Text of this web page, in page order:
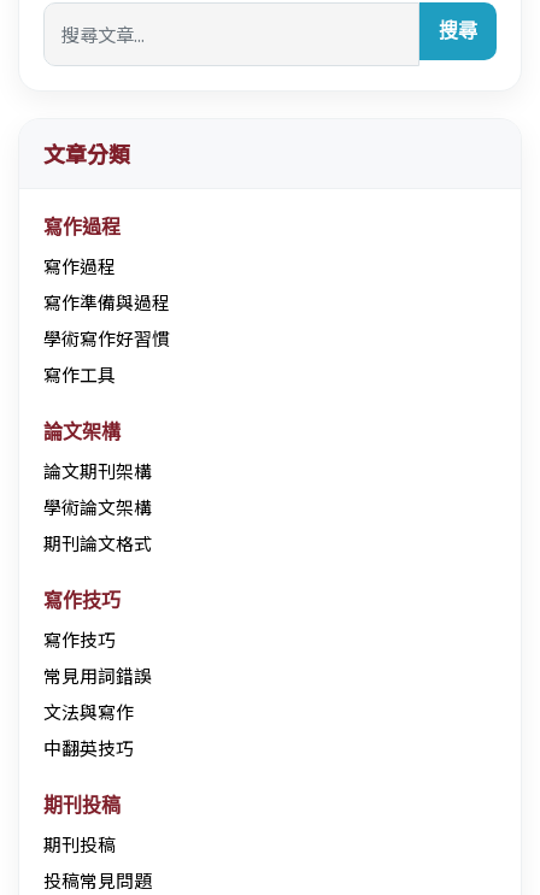
搜尋
文章分類
寫作過程
寫作過程
寫作準備與過程
學術寫作好習慣
寫作工具
論文架構
論文期刊架構
學術論文架構
期刊論文格式
寫作技巧
寫作技巧
常見用詞錯誤
文法與寫作
中翻英技巧
期刊投稿
期刊投稿
投稿常見問題